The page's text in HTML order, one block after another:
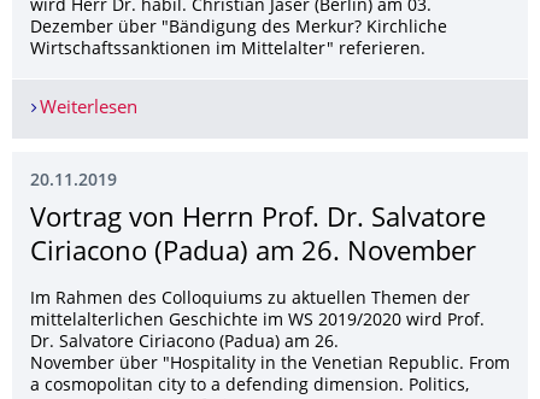
wird Herr Dr. habil. Christian Jaser (Berlin) am 03.
Dezember über "Bändigung des Merkur? Kirchliche
Wirtschaftssanktionen im Mittelalter" referieren.
Weiterlesen
20.11.2019
Vortrag von Herrn Prof. Dr. Salvatore
Ciriacono (Padua) am 26. November
Im Rahmen des Colloquiums zu aktuellen Themen der
mittelalterlichen Geschichte im WS 2019/2020 wird Prof.
Dr. Salvatore Ciriacono (Padua) am 26.
November über "Hospitality in the Venetian Republic. From
a cosmopolitan city to a defending dimension. Politics,